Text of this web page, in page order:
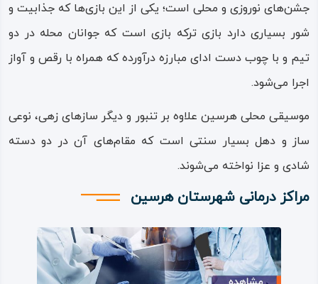
جشن‌های نوروزی و محلی است؛ یکی از این بازی‌ها که جذابیت و
شور بسیاری دارد بازی ترکه‌ بازی است که جوانان محله در دو
تیم و با چوب‌ دست ادای مبارزه درآورده که همراه با رقص و آواز
اجرا می‌شود.
موسیقی محلی هرسین علاوه بر تنبور و دیگر سازهای زهی، نوعی
ساز و دهل بسیار سنتی است که مقام‌های آن در دو دسته
شادی و عزا نواخته می‌شوند.
مراکز درمانی شهرستان هرسین